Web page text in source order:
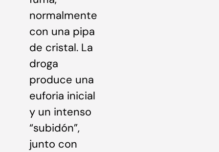
normalmente
con una pipa
de cristal. La
droga
produce una
euforia inicial
y un intenso
“subidón”,
junto con